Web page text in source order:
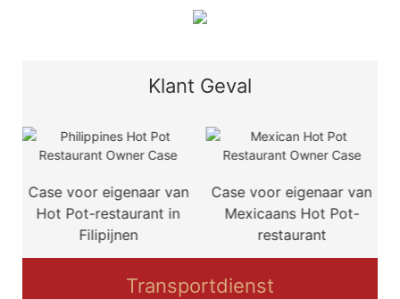
Klant Geval
Case voor eigenaar van
Hot Pot-restaurant in
Filipijnen
Case voor eigenaar van
Mexicaans Hot Pot-
restaurant
Transportdienst